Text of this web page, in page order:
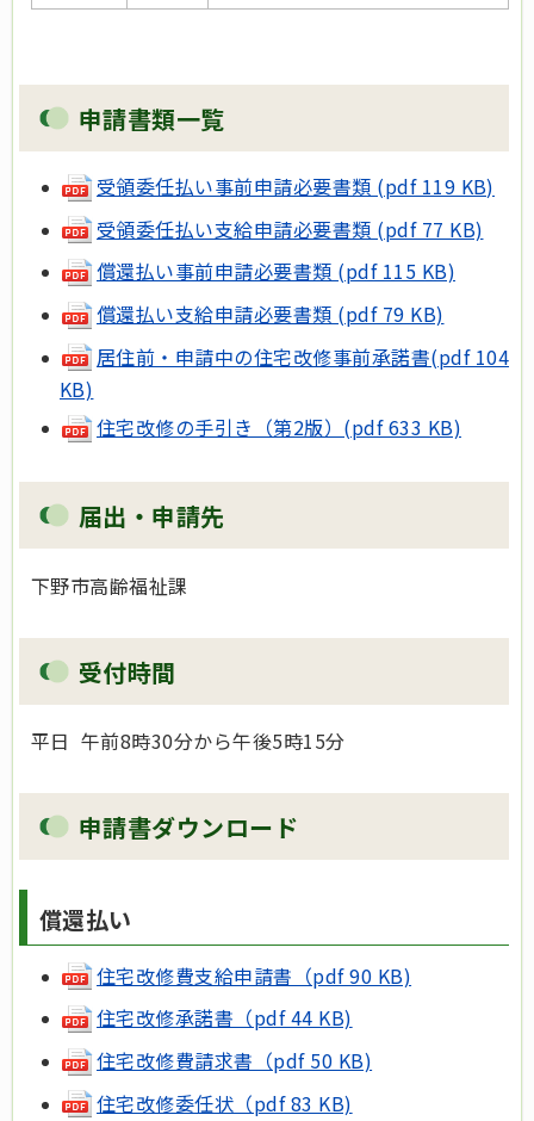
申請書類一覧
受領委任払い事前申請必要書類 (pdf 119 KB)
受領委任払い支給申請必要書類 (pdf 77 KB)
償還払い事前申請必要書類 (pdf 115 KB)
償還払い支給申請必要書類 (pdf 79 KB)
居住前・申請中の住宅改修事前承諾書(pdf 104
KB)
住宅改修の手引き（第2版）(pdf 633 KB)
届出・申請先
下野市高齢福祉課
受付時間
平日 午前8時30分から午後5時15分
申請書ダウンロード
償還払い
住宅改修費支給申請書（pdf 90 KB)
住宅改修承諾書（pdf 44 KB)
住宅改修費請求書（pdf 50 KB)
住宅改修委任状（pdf 83 KB)